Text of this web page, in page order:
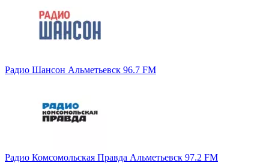
Радио Шансон Альметьевск 96.7 FM
Радио Комсомольская Правда Альметьевск 97.2 FM